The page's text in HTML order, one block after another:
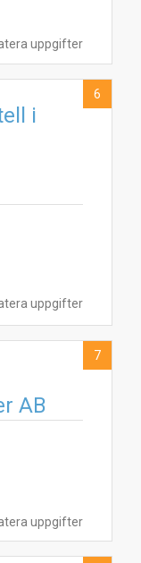
uppgifter
uppgifter
i
6
uppgifter
AB
7